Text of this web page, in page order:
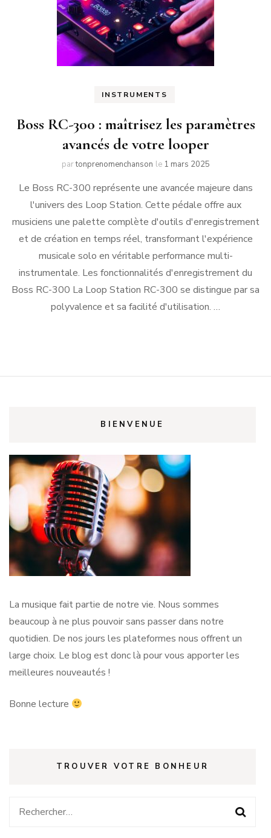
INSTRUMENTS
Boss RC-300 : maîtrisez les paramètres
avancés de votre looper
partonprenomenchanson le 1 mars 2025
Le Boss RC-300 représente une avancée majeure dans
l'univers des Loop Station. Cette pédale offre aux
musiciens une palette complète d'outils d'enregistrement
et de création en temps réel, transformant l'expérience
musicale solo en véritable performance multi-
instrumentale. Les fonctionnalités d'enregistrement du
Boss RC-300 La Loop Station RC-300 se distingue par sa
polyvalence et sa facilité d'utilisation. …
BIENVENUE
La musique fait partie de notre vie. Nous sommes
beaucoup à ne plus pouvoir sans passer dans notre
quotidien. De nos jours les plateformes nous offrent un
large choix. Le blog est donc là pour vous apporter les
meilleures nouveautés !
Bonne lecture
TROUVER VOTRE BONHEUR
Rechercher :